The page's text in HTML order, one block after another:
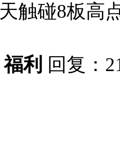
触碰8板高
福利 回复：